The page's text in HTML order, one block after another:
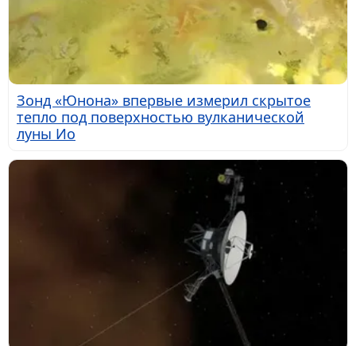
Зонд «Юнона» впервые измерил скрытое
тепло под поверхностью вулканической
луны Ио